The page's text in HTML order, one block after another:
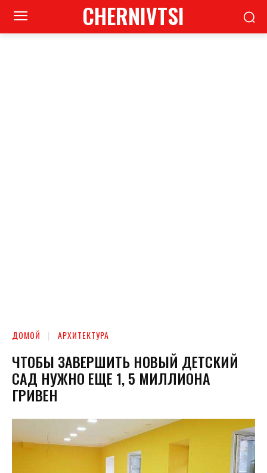
CHERNIVTSI
ДОМОЙ АРХИТЕКТУРА
ЧТОБЫ ЗАВЕРШИТЬ НОВЫЙ ДЕТСКИЙ
САД НУЖНО ЕЩЕ 1, 5 МИЛЛИОНА
ГРИВЕН